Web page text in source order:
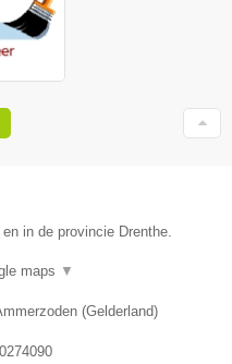
in de provincie Drenthe.
maps ▼
(Gelderland)